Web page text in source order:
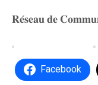
𝐑𝐞́𝐬𝐞𝐚𝐮 𝐝𝐞
Facebook